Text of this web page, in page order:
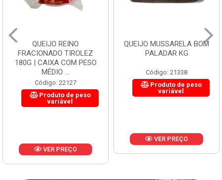
QUEIJO REINO
FRACIONADO TIROLEZ
180G | CAIXA COM PESO
MÉDIO ...
Código: 22127
Produto de peso
variável
VER PREÇO
QUEIJO MUSSARELA BOM
PALADAR KG
Código: 21338
Produto de peso
variável
VER PREÇO